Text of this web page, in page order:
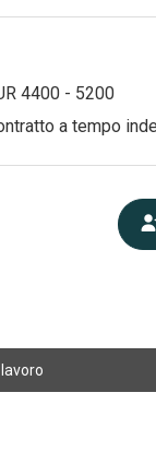
4400 - 5200
a tempo